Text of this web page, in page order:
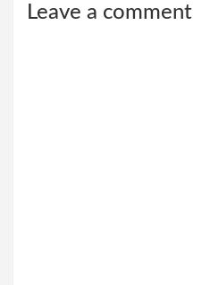
Leave a comment